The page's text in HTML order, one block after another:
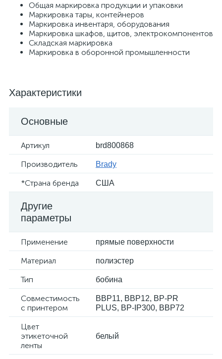
Общая маркировка продукции и упаковки
Маркировка тары, контейнеров
Маркировка инвентаря, оборудования
Маркировка шкафов, щитов, электрокомпонентов
Складская маркировка
Маркировка в оборонной промышленности
Характеристики
Основные
Артикул brd800868
Производитель Brady
*Страна бренда США
Другие
параметры
Применение прямые поверхности
Материал полиэстер
Тип бобина
Совместимость
с принтером
BBP11, BBP12, BP-PR
PLUS, BP-IP300, BBP72
Цвет
этикеточной
ленты
белый